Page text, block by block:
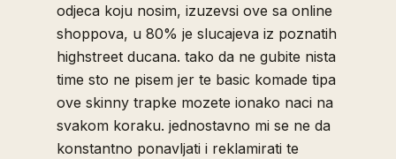
odjeca koju nosim, izuzevsi ove sa online
shoppova, u 80% je slucajeva iz poznatih
highstreet ducana. tako da ne gubite nista
time sto ne pisem jer te basic komade tipa
ove skinny trapke mozete ionako naci na
svakom koraku. jednostavno mi se ne da
konstantno ponavljati i reklamirati te